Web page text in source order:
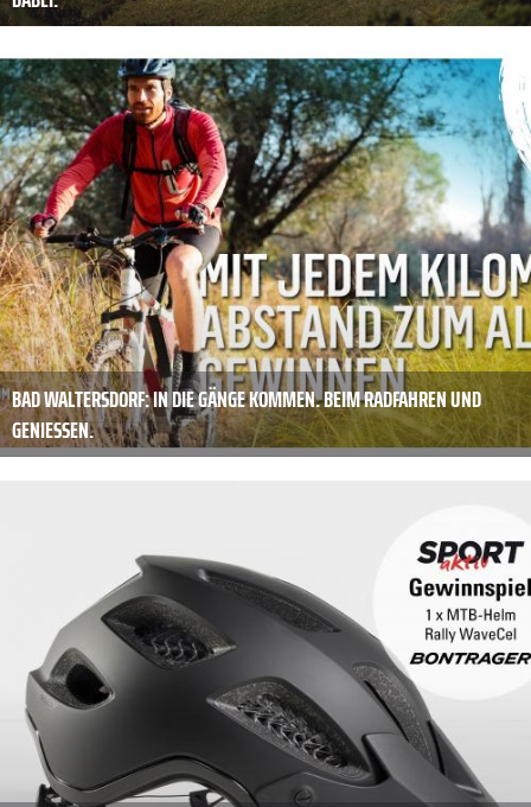
BAD WALTERSDORF: IN DIE GÄNGE KOMMEN. BEIM RADFAHREN UND
GENIESSEN.